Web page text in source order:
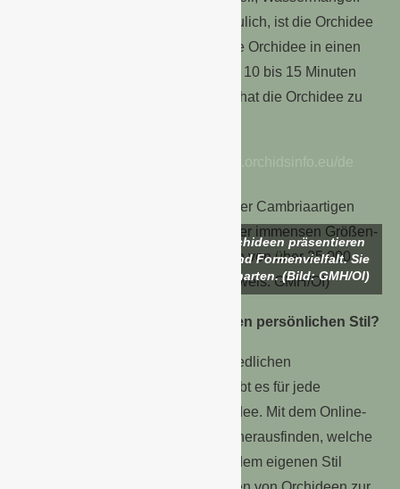
Sind die Wurzeln der Orchidee gräulich, ist die Orchidee
zu trocken. Am besten stellt man die Orchidee in einen
Eimer mit Wasser und taucht sie für 10 bis 15 Minuten
ein. Wenn die Wurzeln braun sind, hat die Orchidee zu
Die Blüten der Cambriaartigen Orchideen präsentieren
sich in einer immensen Größen- und Formenvielfalt. Sie
ist eine von über 25.000 Orchideenarten. (Bild: GMH/OI)
Welche Orchidee unterstreicht den persönlichen Stil?
Mit einer Fülle von Arten, unterschiedlichen
Farbschattierungen und Größen, gibt es für jede
Persönlichkeit die passende Orchidee. Mit dem Online-
kann man herausfinden, welche
der zwölf universellen Archetypen dem eigenen Stil